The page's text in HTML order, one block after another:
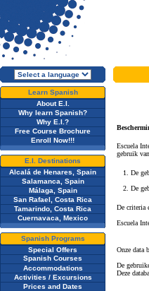
Learn Spanish
About E.I.
Why learn Spanish?
Why E.I.?
Free Course Brochure
Enroll Now!!!
E.I. Destinations
Alcalá de Henares, Spain
Salamanca, Spain
Málaga, Spain
San Rafael, Costa Rica
Tamarindo, Costa Rica
Cuernavaca, Mexico
Spanish Programs
Special Offers
Spanish Courses
Accommodations
Activities / Excursions
Prices and Dates
Escuela
gebruik
1. De
2. De
De criteria
Escuela
Onze data
De
Deze